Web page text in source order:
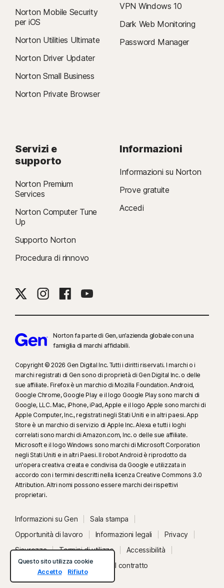
Norton Mobile Security
per iOS
Norton Utilities Ultimate
Norton Driver Updater
Norton Small Business
Norton Private Browser
VPN Windows 10
Dark Web Monitoring
Password Manager
Servizi e
supporto
Norton Premium
Services
Norton Computer Tune
Up
Supporto Norton
Procedura di rinnovo
Informazioni
Informazioni su Norton
Prove gratuite
Accedi
Norton fa parte di Gen, un’azienda globale con una
famiglia di marchi affidabili.
Copyright © 2026 Gen Digital Inc. Tutti i diritti riservati. I marchi o i
marchi registrati di Gen sono di proprietà di Gen Digital Inc. o delle
sue affiliate. Firefox è un marchio di Mozilla Foundation. Android,
Google Chrome, Google Play e il logo Google Play sono marchi di
Google, LLC. Mac, iPhone, iPad, Apple e il logo Apple sono marchi di
Apple Computer, Inc., registrati negli Stati Uniti e in altri paesi. App
Store è un marchio di servizio di Apple Inc. Alexa e tutti i loghi
correlati sono marchi di Amazon.com, Inc. o delle sue affiliate.
Microsoft e il logo Windows sono marchi di Microsoft Corporation
negli Stati Uniti e in altri Paesi. Il robot Android è riprodotto da
un'opera creativa creata e condivisa da Google e utilizzata in
accordo con i termini descritti nella licenza Creative Commons 3.0
Attribution. Altri nomi possono essere marchi dei rispettivi
proprietari.
Informazioni su Gen
Sala stampa
Opportunità di lavoro
Informazioni legali
Privacy
Sicurezza
Termini di utilizzo
Accessibilità
Stato del sistema
Recedi dal contratto
Questo sito utilizza cookie
Accetto
Rifiuto